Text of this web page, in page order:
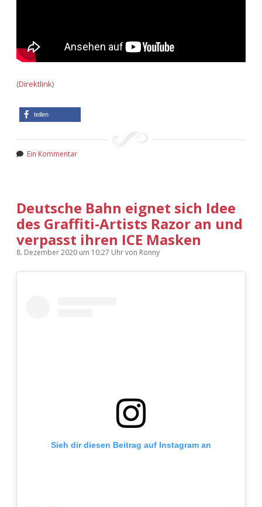
(Direktlink)
teilen
Ein Kommentar
Deutsche Bahn eignet sich Idee
des Graffiti-Artists Razor an und
verpasst ihren ICE Masken
8. Dezember 2020 um 10:27 Uhrvon Ronny
Sieh dir diesen Beitrag auf Instagram an